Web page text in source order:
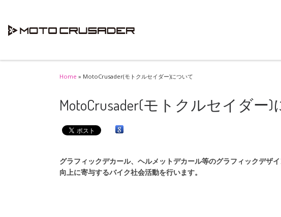
Home » MotoCrusader(モトクルセイダー)について
MotoCrusader(モトクルセイダー
グラフィックデカール、ヘルメットデカール等のグラフィックデザ
向上に寄与するバイク社会活動を行います。